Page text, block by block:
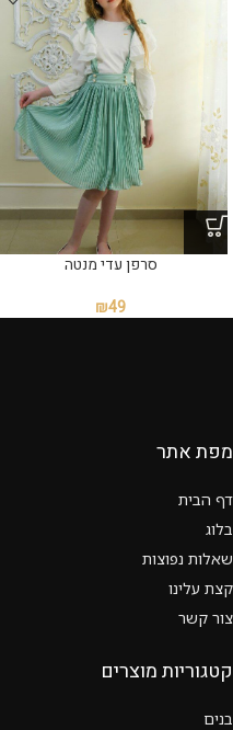
סרפן עדי מנטה
₪49
מפת אתר
דף הבית
בלוג
שאלות נפוצות
קצת עלינו
צור קשר
קטגוריות מוצרים
בנים